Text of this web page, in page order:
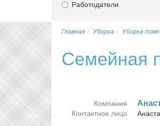
Работодатели
Главная Уборка Уборка
Семейная
Компания
Контактное лицо